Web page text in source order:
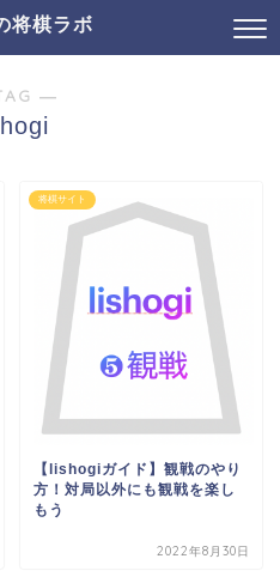
将棋ラボ
―
将棋サイト
【lishogiガイド】観戦のやり
方！対局以外にも観戦を楽し
もう
2022年8月30日